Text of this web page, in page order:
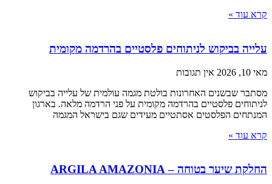
קרא עוד »
עלייה בביקוש לניתוחים פלסטיים בהרדמה מקומית
מאי 10, 2026
אין תגובות
מסתבר שבשנים האחרונות בולטת מגמה עולמית של עלייה בביקוש
לניתוחים פלסטיים בהרדמה מקומית על פני הרדמה מלאה. בארגון
המנתחים הפלסטים אסתטיים מעידים שגם בישראל המגמה
קרא עוד »
החלקת שיער בטוחה – ARGILA AMAZONIA